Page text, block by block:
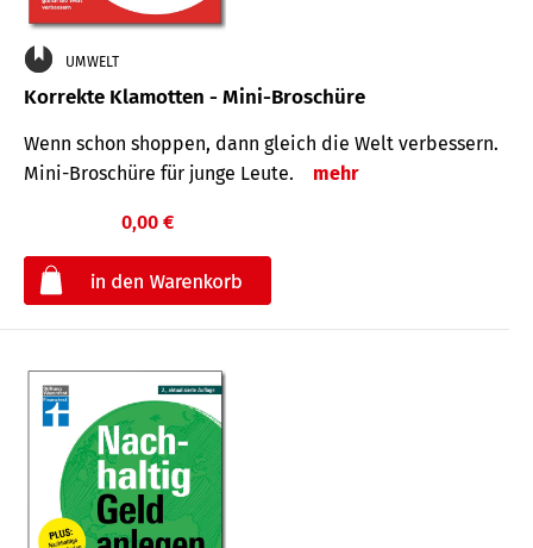
UMWELT
Korrekte Klamotten - Mini-Broschüre
Wenn schon shoppen, dann gleich die Welt verbessern.
Mini-Broschüre für junge Leute.
mehr
0,00 €